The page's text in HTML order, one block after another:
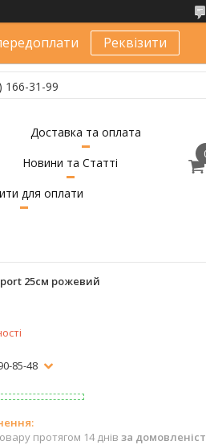
Реквізити
166-31-99
Доставка та оплата
Новини та Статті
для оплати
25см рожевий
85-48
протягом 14 днів за